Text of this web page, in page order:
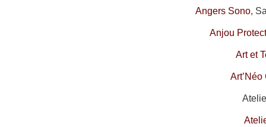
Angers Sono,
Anjou
Art et
Art’Néo